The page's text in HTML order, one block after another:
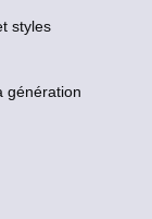
styles
génération